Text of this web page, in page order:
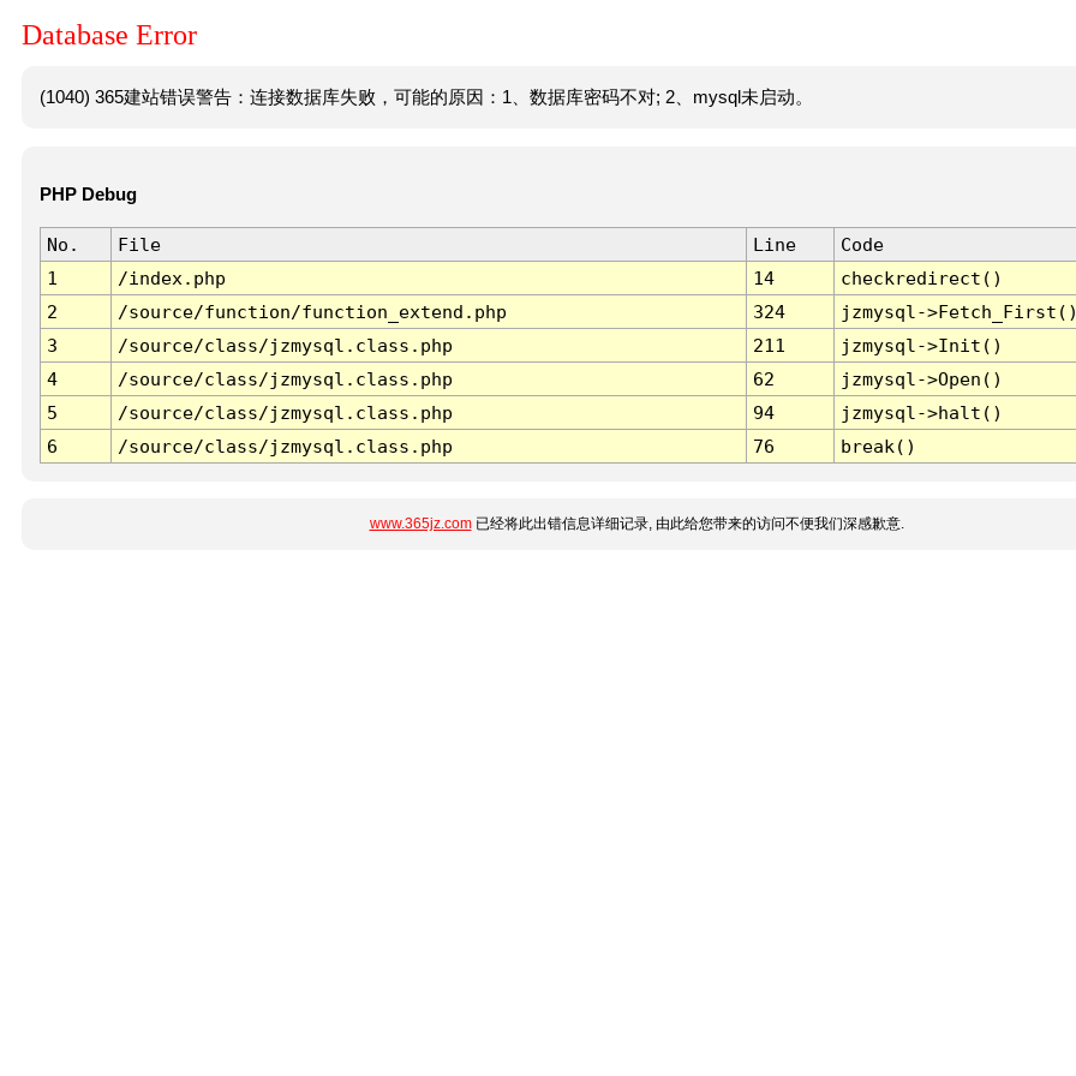
Database Error
(1040) 365建站错误警告：连接数据库失败，可能的原因：1、数据库密码不对; 2、mysql未启动。
PHP Debug
No. File Line
Code
1
/index.php 14
checkredirect()
2
/source/function/function_extend.php 324
jzmysql-
3
/source/class/jzmysql.class.php 211
jzmysql->Init()
4
/source/class/jzmysql.class.php 62
jzmysql->Open()
5
/source/class/jzmysql.class.php 94
jzmysql->halt()
6
/source/class/jzmysql.class.php 76 break()
www.365jz.com已经将此出错信息详细记录, 由此给您带来的访问不便我们深感歉意.